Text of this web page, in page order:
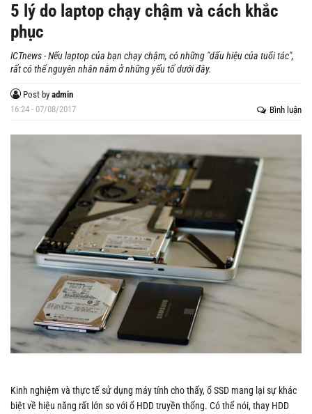
5 lý do laptop chạy chậm và cách khắc
phục
ICTnews - Nếu laptop của bạn chạy chậm, có những "dấu hiệu của tuổi tác",
rất có thể nguyên nhân nằm ở những yếu tố dưới đây.
Post by admin
16:24 - 07/08/2017
Bình luận
Kinh nghiệm và thực tế sử dụng máy tính cho thấy, ổ SSD mang lại sự khác
biệt về hiệu năng rất lớn so với ổ HDD truyền thống. Có thể nói, thay HDD